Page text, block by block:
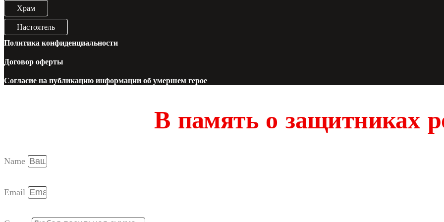
Храм
Настоятель
Политика конфиденциальности
Договор оферты
Согласие на публикацию информации об умершем герое
В память о защитниках
Name
Email